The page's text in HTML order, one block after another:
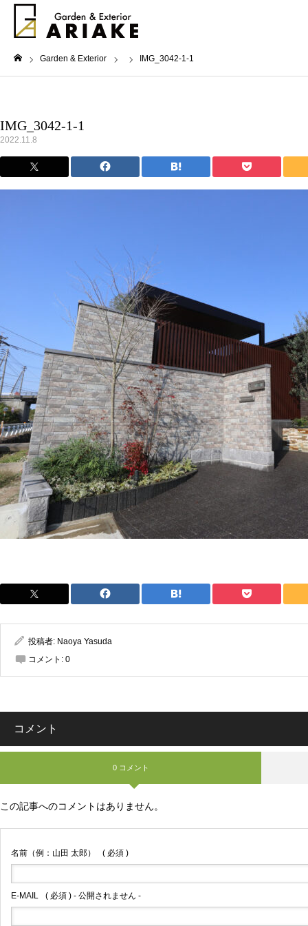
Garden & Exterior IMG_3042-1-1
IMG_3042-1-1
2022.11.8
投稿者: Naoya Yasuda
コメント: 0
コメント
0 コメント
この記事へのコメントはありません。
名前（例：山田 太郎） ( 必須 )
E-MAIL ( 必須 ) - 公開されません -